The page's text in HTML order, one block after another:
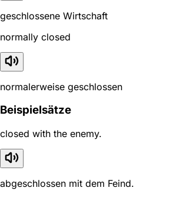
geschlossene Wirtschaft
normally closed
normalerweise geschlossen
Beispielsätze
closed with the enemy.
abgeschlossen mit dem Feind.